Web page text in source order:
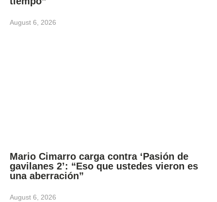
August 6, 2026
Mario Cimarro carga contra ‘Pasión de
gavilanes 2’: “Eso que ustedes vieron es
una aberración”
August 6, 2026